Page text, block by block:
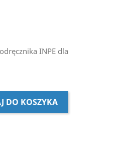
INPE dla
DO KOSZYKA